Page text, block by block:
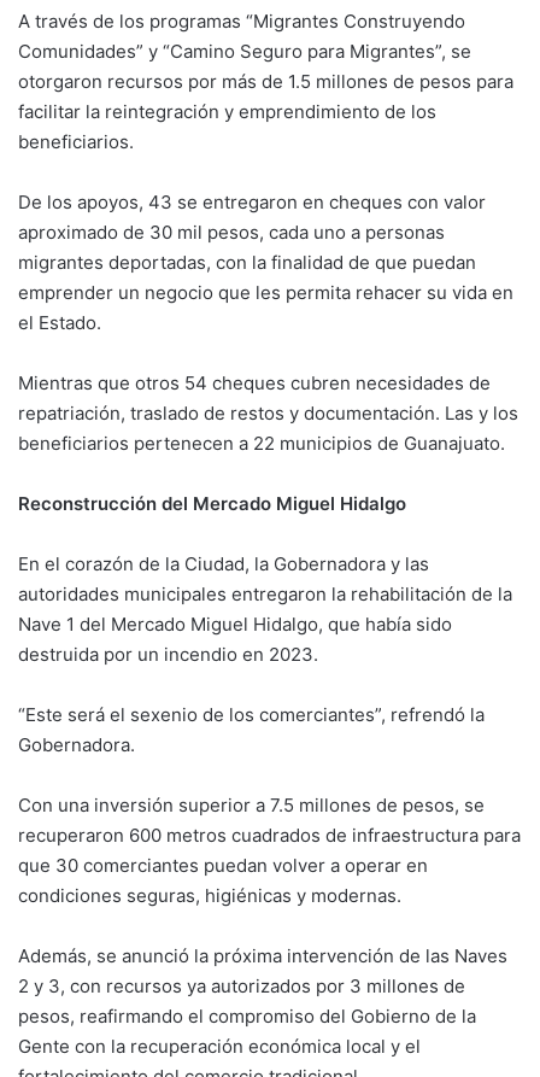
A través de los programas “Migrantes Construyendo
Comunidades” y “Camino Seguro para Migrantes”, se
otorgaron recursos por más de 1.5 millones de pesos para
facilitar la reintegración y emprendimiento de los
beneficiarios.
De los apoyos, 43 se entregaron en cheques con valor
aproximado de 30 mil pesos, cada uno a personas
migrantes deportadas, con la finalidad de que puedan
emprender un negocio que les permita rehacer su vida en
el Estado.
Mientras que otros 54 cheques cubren necesidades de
repatriación, traslado de restos y documentación. Las y los
beneficiarios pertenecen a 22 municipios de Guanajuato.
Reconstrucción del Mercado Miguel Hidalgo
En el corazón de la Ciudad, la Gobernadora y las
autoridades municipales entregaron la rehabilitación de la
Nave 1 del Mercado Miguel Hidalgo, que había sido
destruida por un incendio en 2023.
“Este será el sexenio de los comerciantes”, refrendó la
Gobernadora.
Con una inversión superior a 7.5 millones de pesos, se
recuperaron 600 metros cuadrados de infraestructura para
que 30 comerciantes puedan volver a operar en
condiciones seguras, higiénicas y modernas.
Además, se anunció la próxima intervención de las Naves
2 y 3, con recursos ya autorizados por 3 millones de
pesos, reafirmando el compromiso del Gobierno de la
Gente con la recuperación económica local y el